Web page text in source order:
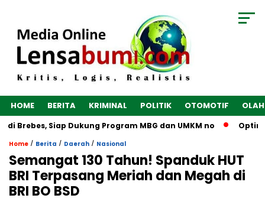
HOME BERITA KRIMINAL POLITIK OTOMOTIF
Siap Dukung Program MBG dan UMKM no
Home / Berita / Daerah / Nasional
Semangat 130 Tahun! Spanduk HUT
BRI Terpasang Meriah dan Megah di
BRI BO BSD